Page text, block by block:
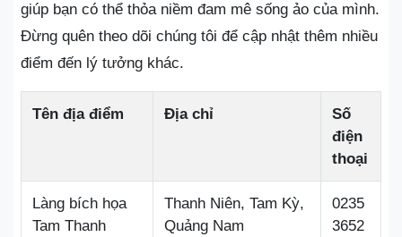
giúp bạn có thể thỏa niềm đam mê sống ảo của mình.
Đừng quên theo dõi chúng tôi để cập nhật thêm nhiều
điểm đến lý tưởng khác.
Tên địa điểm Địa chỉ
Số
điện
thoại
Làng bích họa
Tam Thanh
Thanh Niên, Tam Kỳ,
Quảng Nam
0235
3652